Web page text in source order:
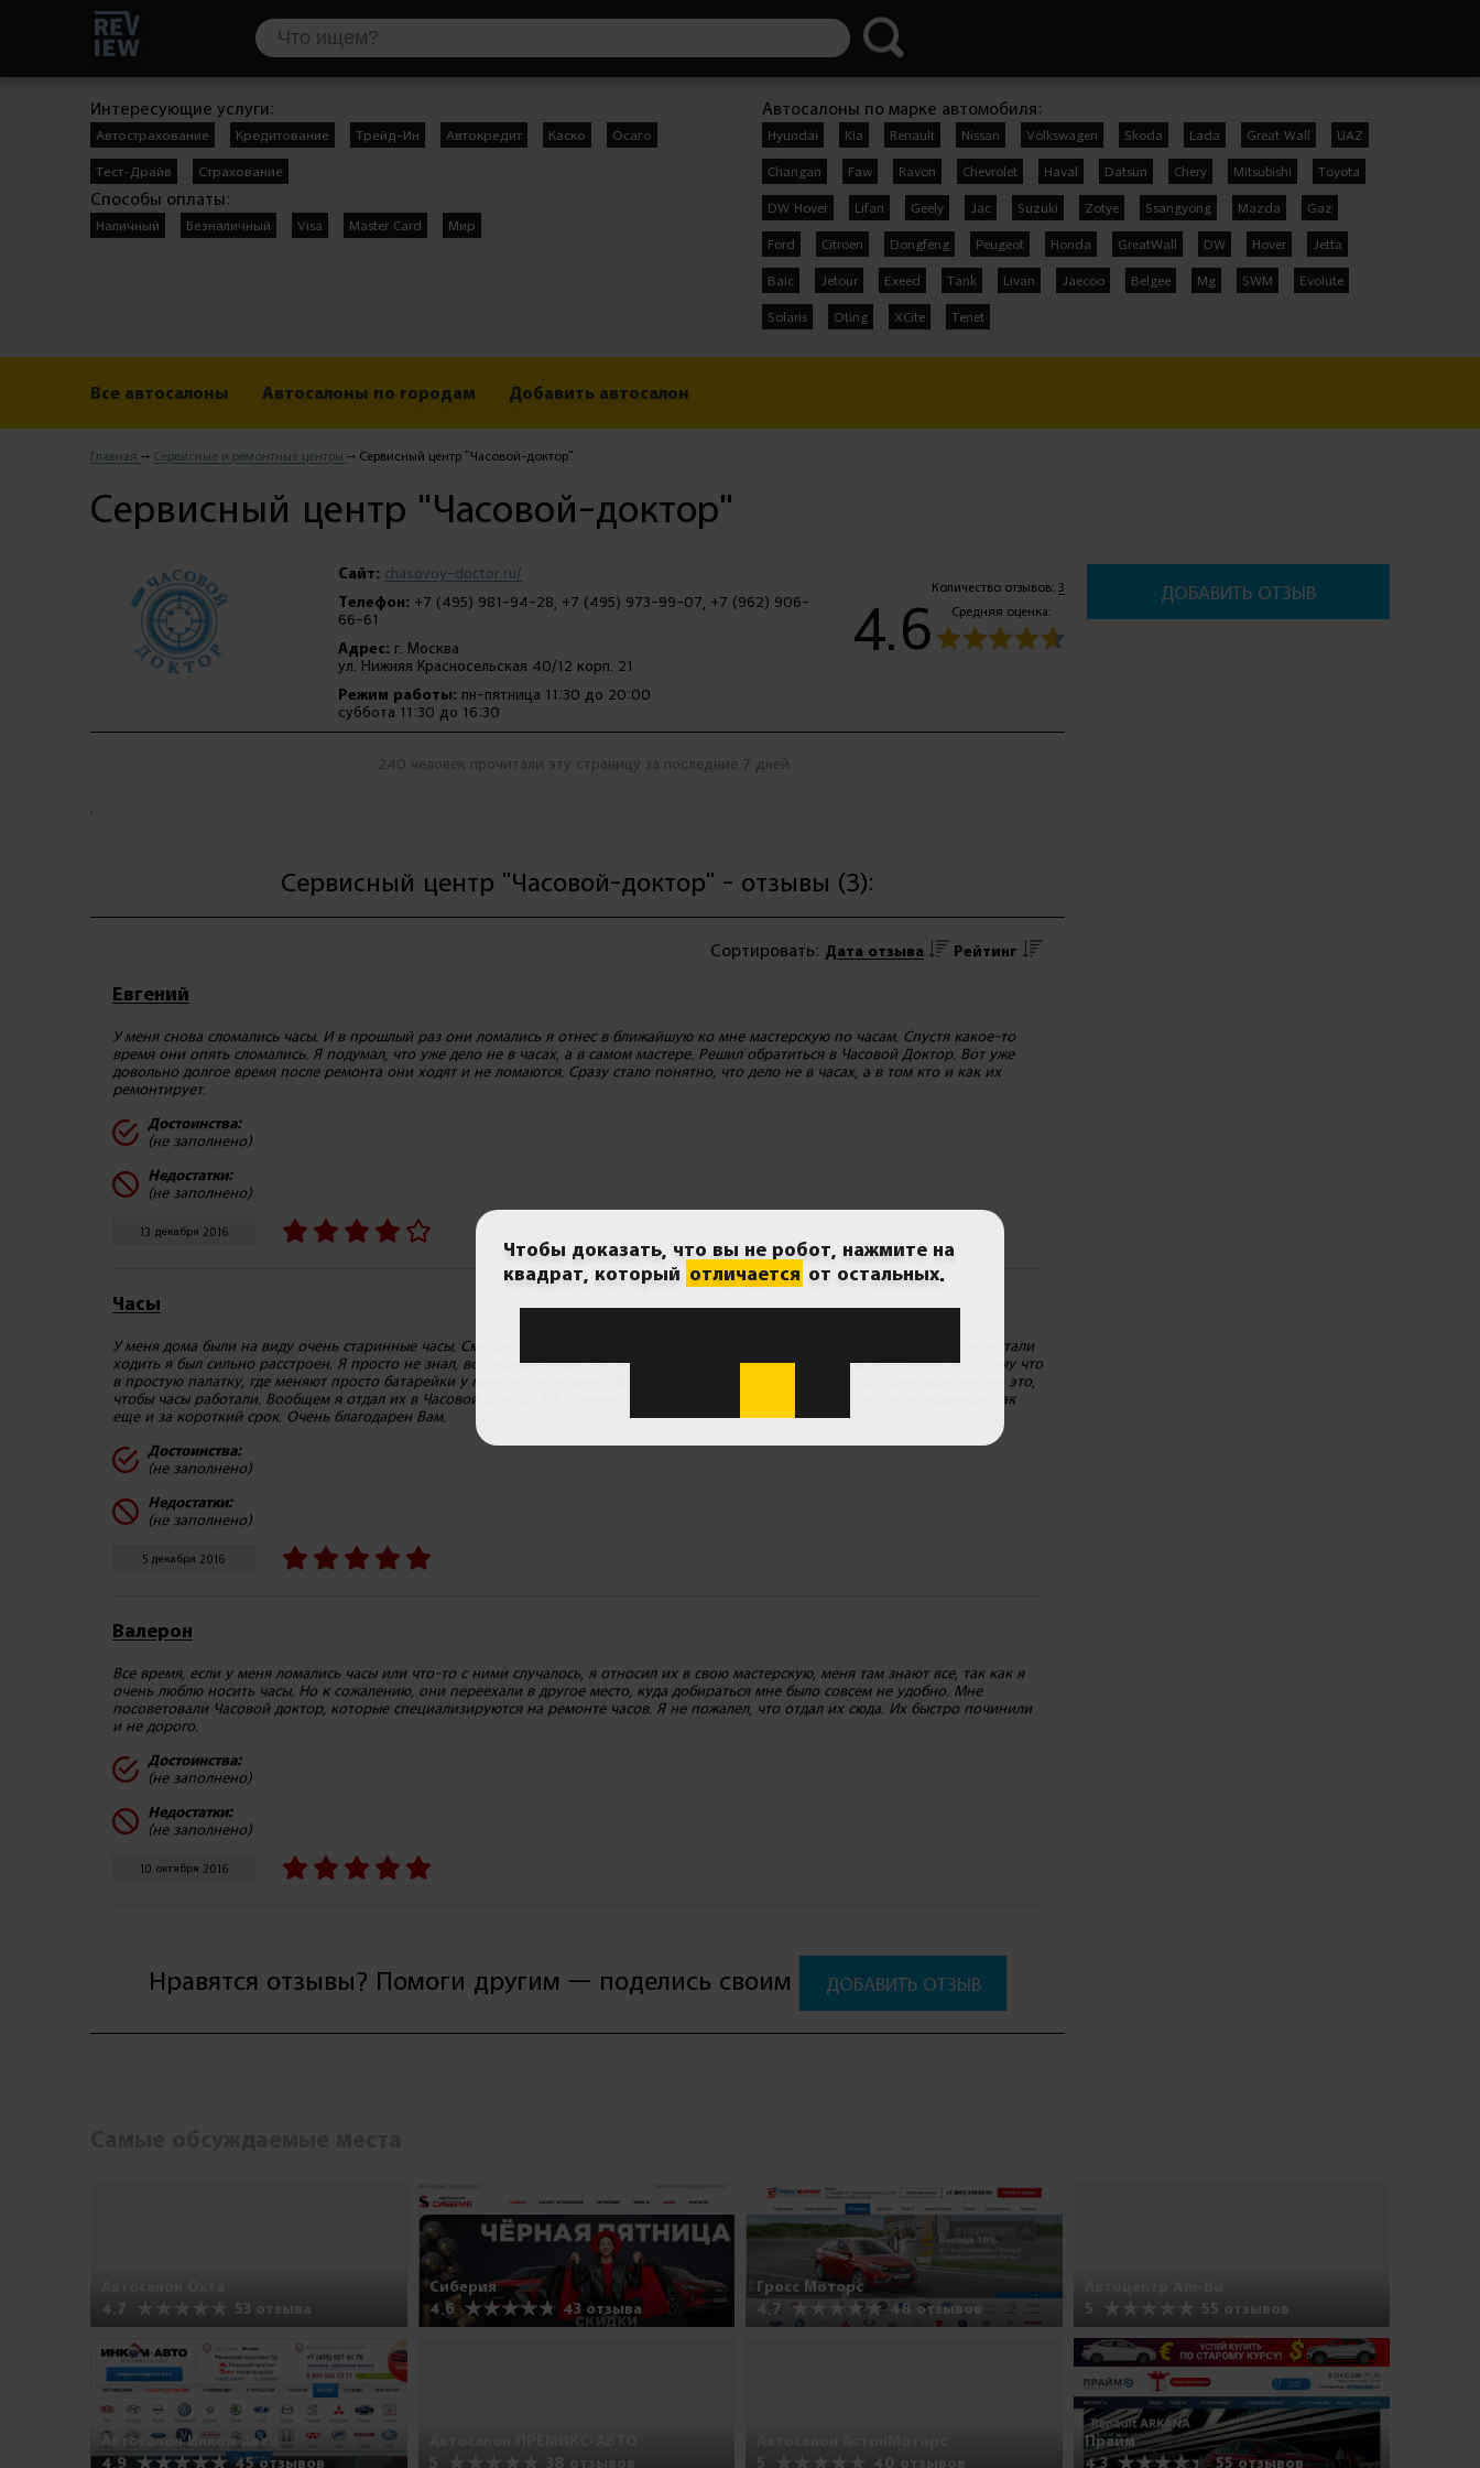
Интересующие услуги:
Автострахование Кредитование Трейд-Ин Автокредит Каско Осаго
Тест-Драйв Страхование
Способы оплаты:
Наличный Безналичный Visa Master Card Мир
Автосалоны по марке автомобиля:
Hyundai Kia Renault Nissan Volkswagen Skoda Lada Great Wall UAZ
Changan Faw Ravon Chevrolet Haval Datsun Chery Mitsubishi Toyota
DW Hover Lifan Geely Jac Suzuki Zotye Ssangyong Mazda Gaz
Ford Citroen Dongfeng Peugeot Honda GreatWall DW Hover Jetta
Baic Jetour Exeed Tank Livan Jaecoo Belgee Mg SWM Evolute
Solaris Oting XCite Tenet
Все автосалоны Автосалоны по городам Добавить автосалон
Главная Сервисные и ремонтные центры Сервисный центр "Часовой-доктор"
Сервисный центр "Часовой-доктор"
Количество отзывов: 3
Средняя оценка:
4.6
Сайт: chasovoy-doctor.ru/
Телефон: +7 (495) 981-94-28, +7 (495) 973-99-07, +7 (962) 906-
66-61
Адрес: г. Москва
ул. Нижняя Красносельская 40/12 корп. 21
Режим работы: пн-пятница 11:30 до 20:00
суббота 11:30 до 16:30
240 человек прочитали эту страницу за последние 7 дней
.
Сервисный центр "Часовой-доктор" - отзывы (3):
Сортировать: Дата отзыва Рейтинг
Евгений
У меня снова сломались часы. И в прошлый раз они ломались я отнес в ближайшую ко мне мастерскую по часам. Спустя какое-то
время они опять сломались. Я подумал, что уже дело не в часах, а в самом мастере. Решил обратиться в Часовой Доктор. Вот уже
довольно долгое время после ремонта они ходят и не ломаются. Сразу стало понятно, что дело не в часах, а в том кто и как их
ремонтирует.
Достоинства:
(не заполнено)
Недостатки:
(не заполнено)
13 декабря 2016
Часы
У меня дома были на виду очень старинные часы. Смотрелись они круто, когда работали, но после того, как я увидел, что перестали
ходить я был сильно расстроен. Я просто не знал, во-первых можно ли их вообще починить, во-вторых, где их починить, потому что
в простую палатку, где меняют просто батарейки у меня их не возьмут. Друг посоветовал Вашу компания, которая нацелена на это,
чтобы часы работали. Вообщем я отдал их в Часовой Доктор. Их починили. Мало того, что их починили, на что я не надеялся, так
еще и за короткий срок. Очень благодарен Вам.
Достоинства:
(не заполнено)
Недостатки:
(не заполнено)
5 декабря 2016
Валерон
Все время, если у меня ломались часы или что-то с ними случалось, я относил их в свою мастерскую, меня там знают все, так как я
очень люблю носить часы. Но к сожалению, они переехали в другое место, куда добираться мне было совсем не удобно. Мне
посоветовали Часовой доктор, которые специализируются на ремонте часов. Я не пожалел, что отдал их сюда. Их быстро починили
и не дорого.
Достоинства:
(не заполнено)
Недостатки:
(не заполнено)
10 октября 2016
Нравятся отзывы? Помоги другим — поделись своим ДОБАВИТЬ ОТЗЫВ
ДОБАВИТЬ ОТЗЫВ
4.7
53 отзыва
Сиберия
4.6
43 отзыва
Гросс Моторс
4.7
48 отзывов
5
55 отзывов
Автосалон Инком Авто
4.9
45 отзывов
5
38 отзывов
5
40 отзывов
Прайм
4.3
55 отзывов
Чтобы доказать, что вы не робот, нажмите на
квадрат, который отличается от остальных.